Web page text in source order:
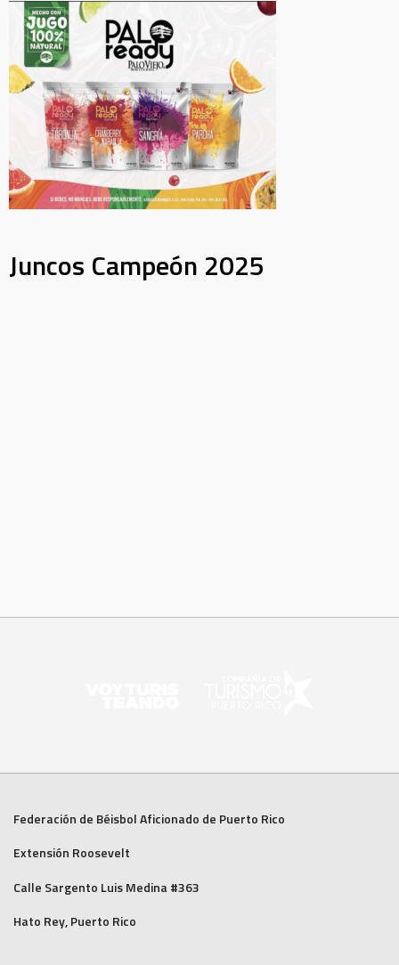
Juncos Campeón 2025
Federación de Béisbol Aficionado de Puerto Rico
Extensión Roosevelt
Calle Sargento Luis Medina #363
Hato Rey, Puerto Rico